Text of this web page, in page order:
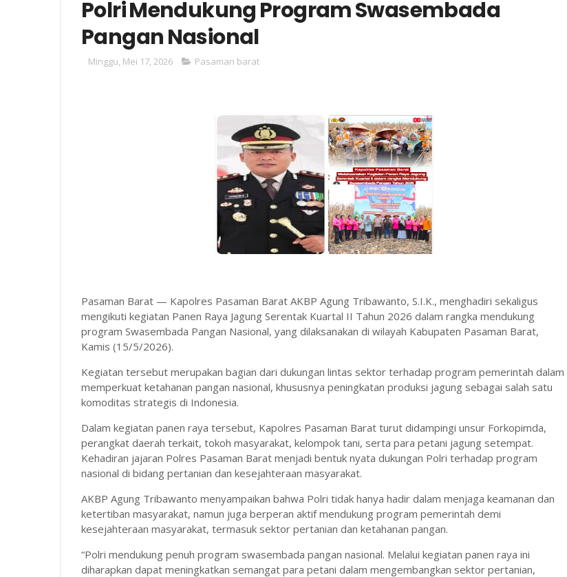
Polri Mendukung Program Swasembada
Pangan Nasional
Minggu, Mei 17, 2026 Pasaman barat
Pasaman Barat — Kapolres Pasaman Barat AKBP Agung Tribawanto, S.I.K., menghadiri sekaligus
mengikuti kegiatan Panen Raya Jagung Serentak Kuartal II Tahun 2026 dalam rangka mendukung
program Swasembada Pangan Nasional, yang dilaksanakan di wilayah Kabupaten Pasaman Barat,
Kamis (15/5/2026).
Kegiatan tersebut merupakan bagian dari dukungan lintas sektor terhadap program pemerintah dalam
memperkuat ketahanan pangan nasional, khususnya peningkatan produksi jagung sebagai salah satu
komoditas strategis di Indonesia.
Dalam kegiatan panen raya tersebut, Kapolres Pasaman Barat turut didampingi unsur Forkopimda,
perangkat daerah terkait, tokoh masyarakat, kelompok tani, serta para petani jagung setempat.
Kehadiran jajaran Polres Pasaman Barat menjadi bentuk nyata dukungan Polri terhadap program
nasional di bidang pertanian dan kesejahteraan masyarakat.
AKBP Agung Tribawanto menyampaikan bahwa Polri tidak hanya hadir dalam menjaga keamanan dan
ketertiban masyarakat, namun juga berperan aktif mendukung program pemerintah demi
kesejahteraan masyarakat, termasuk sektor pertanian dan ketahanan pangan.
“Polri mendukung penuh program swasembada pangan nasional. Melalui kegiatan panen raya ini
diharapkan dapat meningkatkan semangat para petani dalam mengembangkan sektor pertanian,